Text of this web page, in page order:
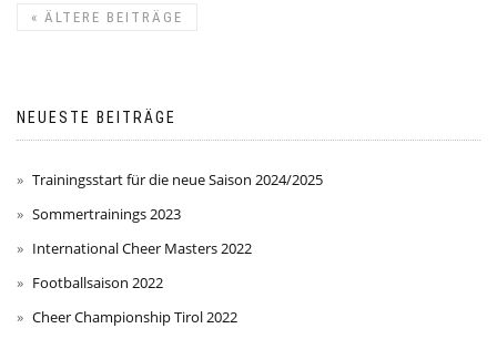
« ÄLTERE BEITRÄGE
NEUESTE BEITRÄGE
Trainingsstart für die neue Saison 2024/2025
Sommertrainings 2023
International Cheer Masters 2022
Footballsaison 2022
Cheer Championship Tirol 2022